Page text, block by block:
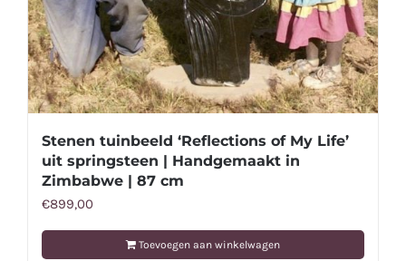
Stenen tuinbeeld ‘Reflections of My Life’
uit springsteen | Handgemaakt in
Zimbabwe | 87 cm
€899,00
Toevoegen aan winkelwagen